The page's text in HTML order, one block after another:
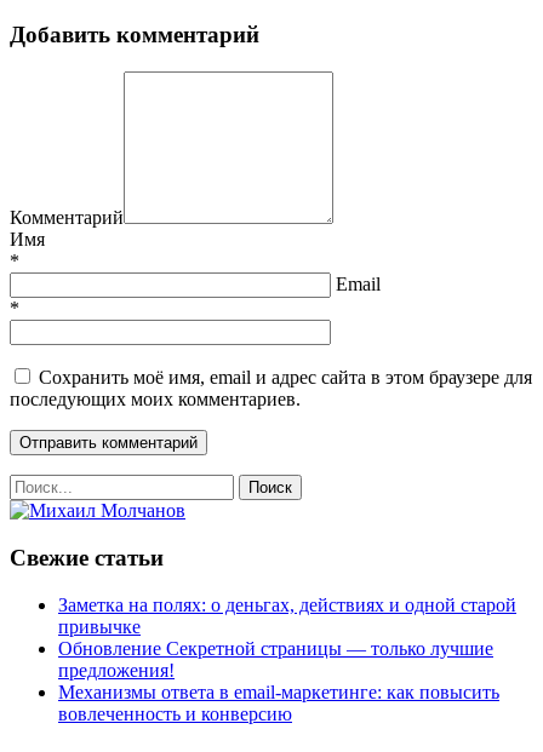
Добавить комментарий
Комментарий
Имя
*
Email
*
Сохранить моё имя, email и адрес сайта в этом браузере для
последующих моих комментариев.
Свежие статьи
Заметка на полях: о деньгах, действиях и одной старой
привычке
Обновление Секретной страницы — только лучшие
предложения!
Механизмы ответа в email-маркетинге: как повысить
вовлеченность и конверсию